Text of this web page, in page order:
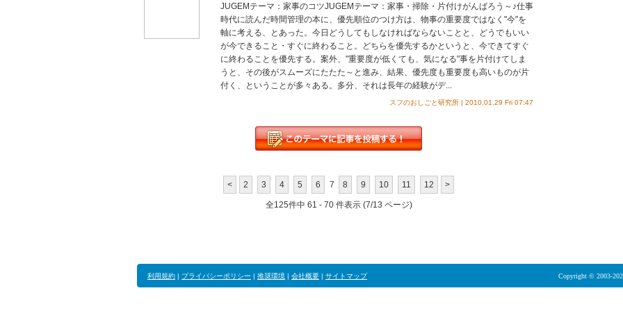
JUGEMテーマ：家事のコツJUGEMテーマ：家事・掃除・片付けがんばろう～♪仕事
時代に読んだ時間管理の本に、優先順位のつけ方は、物事の重要度ではなく"今"を
軸に考える、とあった。今日どうしてもしなければならないことと、どうでもいい
が今できること・すぐに終わること。どちらを優先するかというと、今できてすぐ
に終わることを優先する。案外、"重要度が低くても、気になる"事を片付けてしま
うと、その後がスムーズにたたた～と進み、結果、優先度も重要度も高いものが片
付く、ということが多々ある。多分、それは長年の経験がデ...
スフのおしごと研究所 | 2010.01.29 Fri 07:47
< 2 3 4 5 6 7 8 9 10 11 12 >
全125件中 61 - 70 件表示 (7/13 ページ)
利用規約 | プライバシーポリシー | 推奨環境 | 会社概要 | サイトマップ Copyright © 2003-